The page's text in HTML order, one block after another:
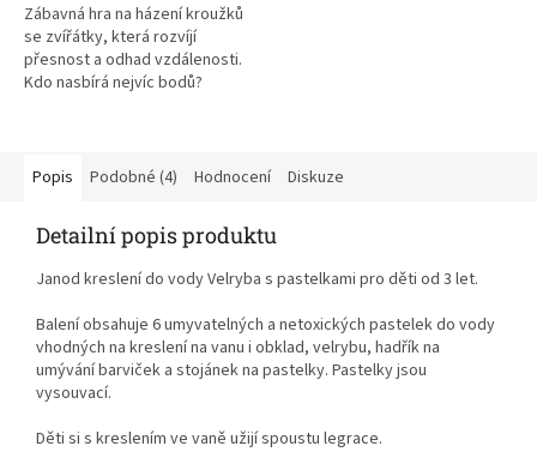
Zábavná hra na házení kroužků
se zvířátky, která rozvíjí
přesnost a odhad vzdálenosti.
Kdo nasbírá nejvíc bodů?
motoriku a koordinaci.
Popis Podobné (4) Hodnocení Diskuze
Detailní popis produktu
Janod kreslení do vody Velryba s pastelkami pro děti od 3 let.
Balení obsahuje 6 umyvatelných a netoxických pastelek do vody
vhodných na kreslení na vanu i obklad, velrybu, hadřík na
umývání barviček a stojánek na pastelky. Pastelky jsou
vysouvací.
Děti si s kreslením ve vaně užijí spoustu legrace.